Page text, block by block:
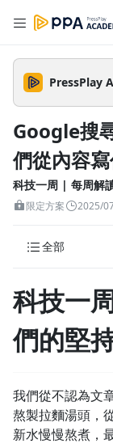
🌞 PPA
2% 點數
進修 限時
即日起 -
無上限🔥
$5,000 回
入好友👉
4 天前
PressPlay
Google搜
們從內容
科技一周 | 每周解
限定方案 2025/
全部
科技一
們的堅
我們從不認為文
熬製拉麵湯頭，
新水慢慢熬煮，
--:--
追
清除全部